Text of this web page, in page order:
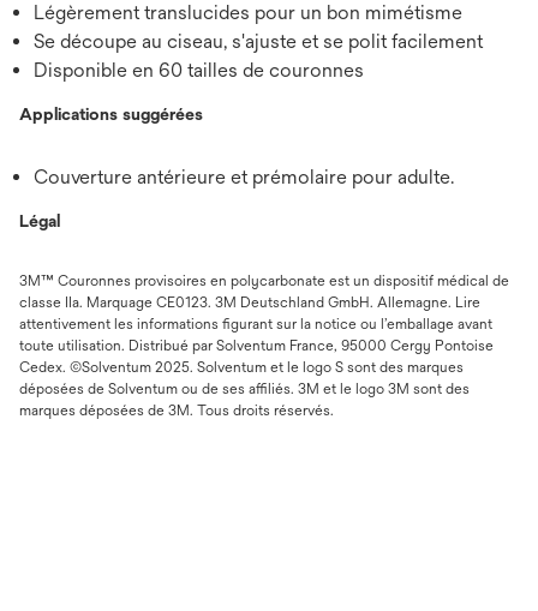
Légèrement translucides pour un bon mimétisme
Se découpe au ciseau, s'ajuste et se polit facilement
Disponible en 60 tailles de couronnes
Applications suggérées
Couverture antérieure et prémolaire pour adulte.
Légal
3M™ Couronnes provisoires en polycarbonate est un dispositif médical de
classe IIa. Marquage CE0123. 3M Deutschland GmbH. Allemagne. Lire
attentivement les informations figurant sur la notice ou l’emballage avant
toute utilisation. Distribué par Solventum France, 95000 Cergy Pontoise
Cedex. ©Solventum 2025. Solventum et le logo S sont des marques
déposées de Solventum ou de ses affiliés. 3M et le logo 3M sont des
marques déposées de 3M. Tous droits réservés.